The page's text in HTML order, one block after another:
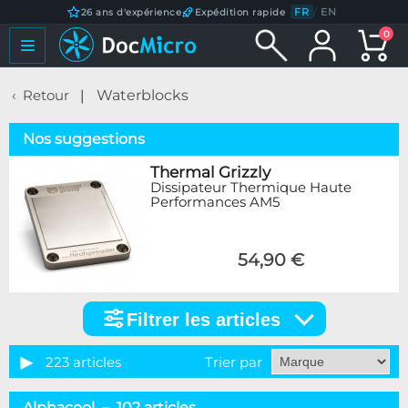
26 ans d'expérience Expédition rapide FR / EN
0
Retour Waterblocks
Nos suggestions
Thermal Grizzly
Dissipateur Thermique Haute
Performances AM5
54,90 €
articles
Catégorie
Filtrer les articles
223 articles Trier par